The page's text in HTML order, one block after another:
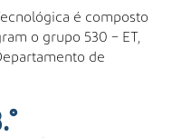
é composto
o grupo 530 – ET,
de